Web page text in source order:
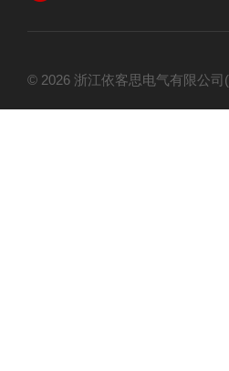
© 2026 浙江依客思电气有限公